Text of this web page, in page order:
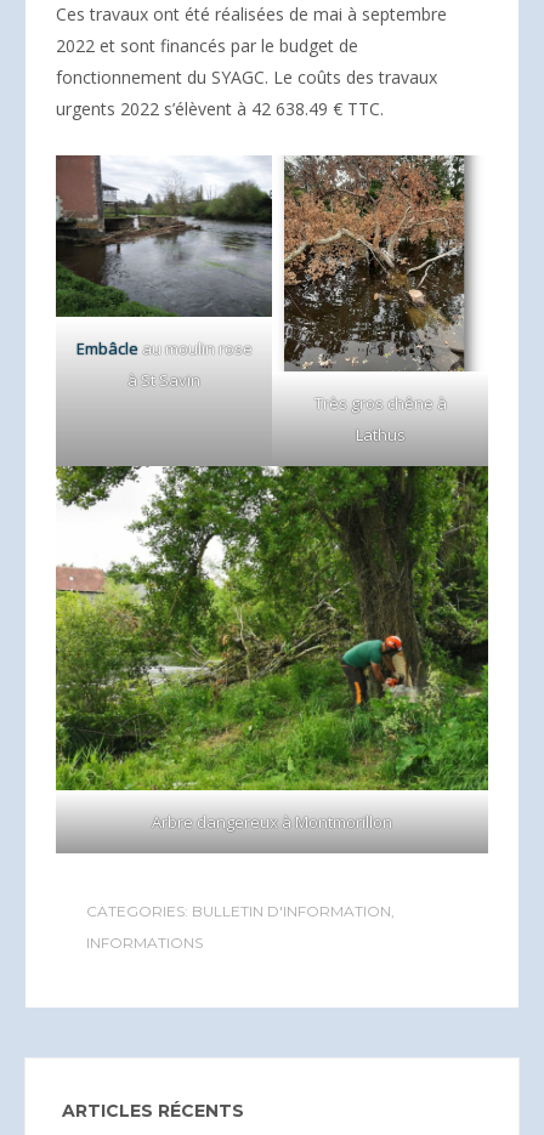
Ces travaux ont été réalisées de mai à septembre
2022 et sont financés par le budget de
fonctionnement du SYAGC. Le coûts des travaux
urgents 2022 s’élèvent à 42 638.49 € TTC.
Embâcleau moulin rose
à St Savin
Très gros chêne à
Lathus
Arbre dangereux à Montmorillon
CATEGORIES: BULLETIN D'INFORMATION
INFORMATIONS
ARTICLES RÉCENTS